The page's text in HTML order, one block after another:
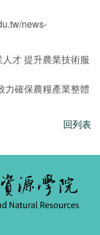
news-
才 提升農業技術服
力確保農糧產業整體
回列表